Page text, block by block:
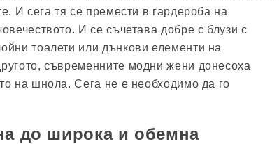
И сега тя се премести в гардероба на
И се съчетава добре с блузи с
тоалети или дънкови елементи на
съвременните модни жени донесоха
на шнола. Сега не е необходимо да го
до широка и обемна